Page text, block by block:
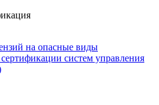
на опасные виды
систем управления